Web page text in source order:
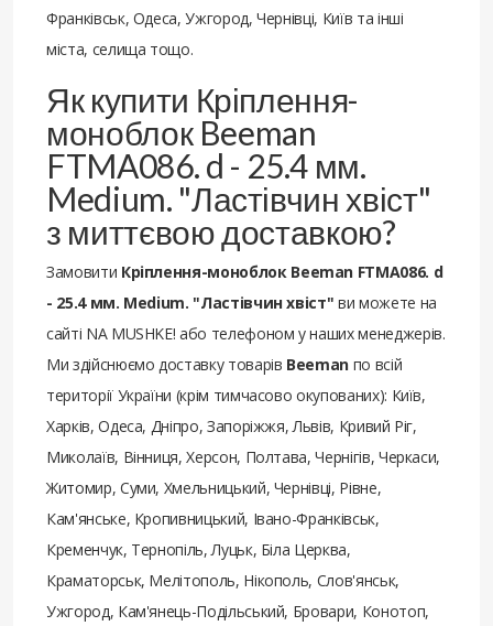
Франківськ, Одеса, Ужгород, Чернівці, Київ та інші
міста, селища тощо.
Як купити Кріплення-
моноблок Beeman
FTMA086. d - 25.4 мм.
Medium. "Ластівчин хвіст"
з миттєвою доставкою?
Замовити Кріплення-моноблок Beeman FTMA086. d
- 25.4 мм. Medium. "Ластівчин хвіст" ви можете на
сайті NA MUSHKE! або телефоном у наших менеджерів.
Ми здійснюємо доставку товарів Beeman по всій
території України (крім тимчасово окупованих): Київ,
Харків, Одеса, Дніпро, Запоріжжя, Львів, Кривий Ріг,
Миколаїв, Вінниця, Херсон, Полтава, Чернігів, Черкаси,
Житомир, Суми, Хмельницький, Чернівці, Рівне,
Кам'янське, Кропивницький, Івано-Франківськ,
Кременчук, Тернопіль, Луцьк, Біла Церква,
Краматорськ, Мелітополь, Нікополь, Слов'янськ,
Ужгород, Кам'янець-Подільський, Бровари, Конотоп,